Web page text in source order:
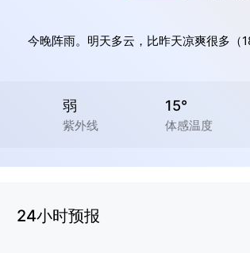
今晚阵雨。明天多云，比昨天凉爽很多（
弱
紫外线
15°
体感温度
24小时预报